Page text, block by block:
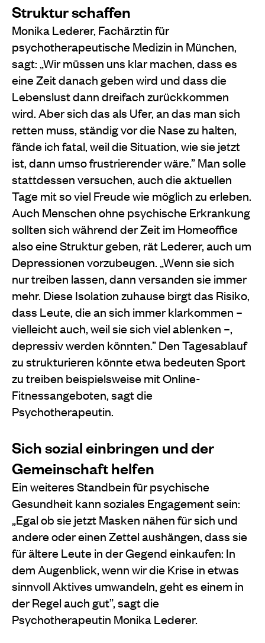
Struktur schaffen
Monika Lederer, Fachärztin für
psychotherapeutische Medizin in München,
sagt: „Wir müssen uns klar machen, dass es
eine Zeit danach geben wird und dass die
Lebenslust dann dreifach zurückkommen
wird. Aber sich das als Ufer, an das man sich
retten muss, ständig vor die Nase zu halten,
fände ich fatal, weil die Situation, wie sie jetzt
ist, dann umso frustrierender wäre.” Man solle
stattdessen versuchen, auch die aktuellen
Tage mit so viel Freude wie möglich zu erleben.
Auch Menschen ohne psychische Erkrankung
sollten sich während der Zeit im Homeoffice
also eine Struktur geben, rät Lederer, auch um
Depressionen vorzubeugen. „Wenn sie sich
nur treiben lassen, dann versanden sie immer
mehr. Diese Isolation zuhause birgt das Risiko,
dass Leute, die an sich immer klarkommen –
vielleicht auch, weil sie sich viel ablenken –,
depressiv werden könnten.” Den Tagesablauf
zu strukturieren könnte etwa bedeuten Sport
zu treiben beispielsweise mit Online-
Fitnessangeboten, sagt die
Psychotherapeutin.
Sich sozial einbringen und der
Gemeinschaft helfen
Ein weiteres Standbein für psychische
Gesundheit kann soziales Engagement sein:
„Egal ob sie jetzt Masken nähen für sich und
andere oder einen Zettel aushängen, dass sie
für ältere Leute in der Gegend einkaufen: In
dem Augenblick, wenn wir die Krise in etwas
sinnvoll Aktives umwandeln, geht es einem in
der Regel auch gut”, sagt die
Psychotherapeutin Monika Lederer.